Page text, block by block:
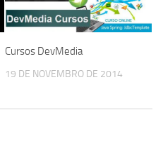
Cursos DevMedia
19 DE NOVEMBRO DE 2014